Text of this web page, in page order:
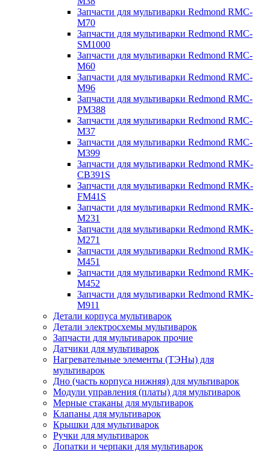
Запчасти для мультиварки Redmond RMC-
M70
Запчасти для мультиварки Redmond RMC-
SM1000
Запчасти для мультиварки Redmond RMC-
M60
Запчасти для мультиварки Redmond RMC-
M96
Запчасти для мультиварки Redmond RMC-
PM388
Запчасти для мультиварки Redmond RMC-
M37
Запчасти для мультиварки Redmond RMC-
M399
Запчасти для мультиварки Redmond RMK-
CB391S
Запчасти для мультиварки Redmond RMK-
FM41S
Запчасти для мультиварки Redmond RMK-
M231
Запчасти для мультиварки Redmond RMK-
M271
Запчасти для мультиварки Redmond RMK-
M451
Запчасти для мультиварки Redmond RMK-
M452
Запчасти для мультиварки Redmond RMK-
M911
Детали корпуса мультиварок
Детали электросхемы мультиварок
Запчасти для мультиварок прочие
Датчики для мультиварок
Нагревательные элементы (ТЭНы) для
мультиварок
Дно (часть корпуса нижняя) для мультиварок
Модули управления (платы) для мультиварок
Мерные стаканы для мультиварок
Клапаны для мультиварок
Крышки для мультиварок
Ручки для мультиварок
Лопатки и черпаки для мультиварок